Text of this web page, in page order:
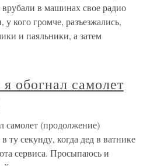
врубали в машинах свое радио
у кого громче, разъезжались,
и паяльники, а затем
обогнал самолет
самолет (продолжение)
секунду, когда дед в ватнике
сервиса. Просыпаюсь и